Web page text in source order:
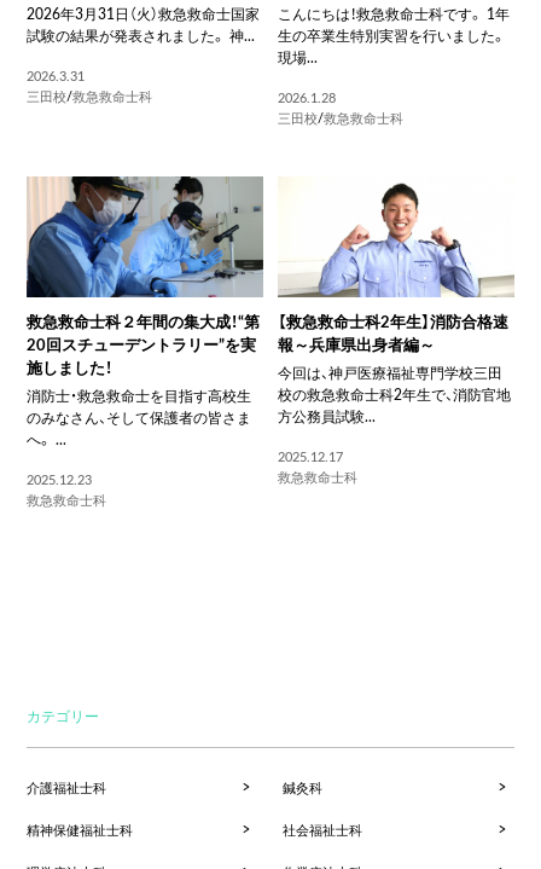
2026年3月31日（火）救急救命士国家
試験の結果が発表されました。 神...
2026.3.31
三田校/救急救命士科
こんにちは！救急救命士科です。 1年
生の卒業生特別実習を行いました。
現場...
2026.1.28
三田校/救急救命士科
救急救命士科２年間の集大成！“第
20回スチューデントラリー”を実
施しました！
消防士・救急救命士を目指す高校生
のみなさん、そして保護者の皆さま
へ。 ...
2025.12.23
救急救命士科
【救急救命士科2年生】消防合格速
報～兵庫県出身者編～
今回は、神戸医療福祉専門学校三田
校の救急救命士科2年生で、消防官地
方公務員試験...
2025.12.17
救急救命士科
カテゴリー
介護福祉士科 鍼灸科
精神保健福祉士科 社会福祉士科